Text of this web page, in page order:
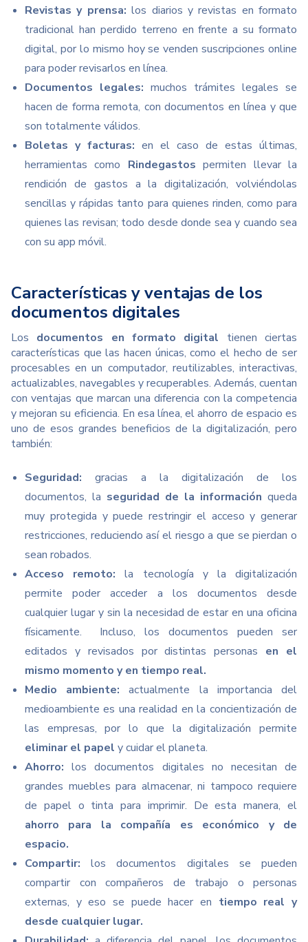
Revistas y prensa: los diarios y revistas en formato
tradicional han perdido terreno en frente a su formato
digital, por lo mismo hoy se venden suscripciones online
para poder revisarlos en línea.
Documentos legales: muchos trámites legales se
hacen de forma remota, con documentos en línea y que
son totalmente válidos.
Boletas y facturas: en el caso de estas últimas,
herramientas como Rindegastos permiten llevar la
rendición de gastos a la digitalización, volviéndolas
sencillas y rápidas tanto para quienes rinden, como para
quienes las revisan; todo desde donde sea y cuando sea
con su app móvil.
Características y ventajas de los
documentos digitales
Los documentos en formato digital tienen ciertas
características que las hacen únicas, como el hecho de ser
procesables en un computador, reutilizables, interactivas,
actualizables, navegables y recuperables. Además, cuentan
con ventajas que marcan una diferencia con la competencia
y mejoran su eficiencia. En esa línea, el ahorro de espacio es
uno de esos grandes beneficios de la digitalización, pero
también:
Seguridad: gracias a la digitalización de los
documentos, la seguridad de la información queda
muy protegida y puede restringir el acceso y generar
restricciones, reduciendo así el riesgo a que se pierdan o
sean robados.
Acceso remoto:la tecnología y la digitalización
permite poder acceder a los documentos desde
cualquier lugar y sin la necesidad de estar en una oficina
físicamente. Incluso, los documentos pueden ser
editados y revisados por distintas personas en el
mismo momento y en tiempo real.
Medio ambiente:actualmente la importancia del
medioambiente es una realidad en la concientización de
las empresas, por lo que la digitalización permite
eliminar el papel y cuidar el planeta.
Ahorro: los documentos digitales no necesitan de
grandes muebles para almacenar, ni tampoco requiere
de papel o tinta para imprimir. De esta manera, el
ahorro para la compañía es económico y de
espacio.
Compartir:los documentos digitales se pueden
compartir con compañeros de trabajo o personas
externas, y eso se puede hacer en tiempo real y
desde cualquier lugar.